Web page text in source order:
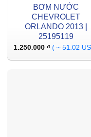
BƠM NƯỚC
CHEVROLET
ORLANDO 2013 |
25195119
1.250.000 ₫ ( ~ 51.02